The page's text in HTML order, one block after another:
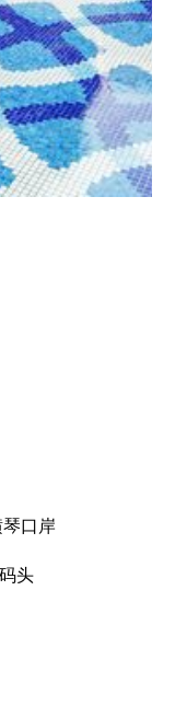
"禅潺"为您精心打
园景，或徜徉于宽
织的疗愈氛围。池
层压力，让每一次
口岸
头